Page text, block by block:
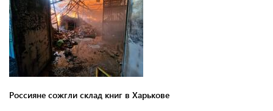
Россияне сожгли склад книг в Харькове